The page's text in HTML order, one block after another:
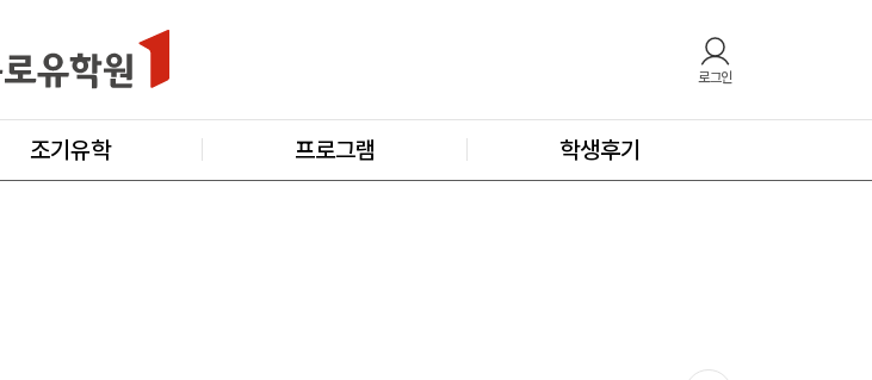
로그인
조기유학 프로그램 학생후기